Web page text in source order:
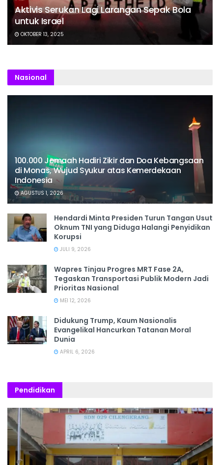
Aktivis Serukan Lagi Larangan Sepak Bola
untuk Israel
OKTOBER 13, 2025
Nasional
100.000 Jemaah Hadiri Zikir dan Doa Kebangsaan
di Monas, Wujud Syukur atas Kemerdekaan
Indonesia
AGUSTUS 1, 2026
Hendardi Minta Presiden Turun Tangan Usut
Oknum TNI yang Diduga Halangi Penyidikan
Korupsi
JULI 9, 2026
Wapres Tinjau Progres MRT Fase 2A,
Tegaskan Transportasi Publik Modern Jadi
Prioritas Nasional
MEI 12, 2026
Didukung Trump, Kaum Nasionalis
Evangelikal Hancurkan Tatanan Moral
Dunia
APRIL 6, 2026
Pendidikan